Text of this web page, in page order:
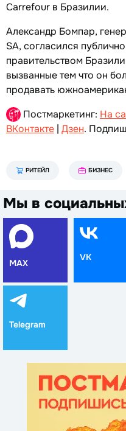
Carrefour в Бразилии.
Александр Бомпар,
SA, согласился
правительством
вызванные тем что он
продавать
Постмаркетинг: На
ВКонтакте | Дзен.
РИТЕЙЛ БИЗНЕС
Мы в
MAX
VK
Telegram